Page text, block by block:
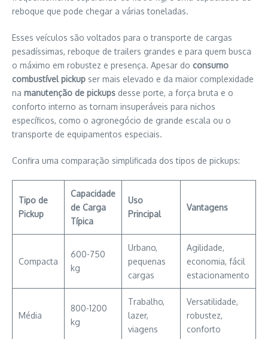
reboque que pode chegar a várias toneladas.
Esses veículos são voltados para o transporte de cargas
pesadíssimas, reboque de trailers grandes e para quem busca
o máximo em robustez e presença. Apesar do consumo
combustível pickup ser mais elevado e da maior complexidade
na manutenção de pickups desse porte, a força bruta e o
conforto interno as tornam insuperáveis para nichos
específicos, como o agronegócio de grande escala ou o
transporte de equipamentos especiais.
Confira uma comparação simplificada dos tipos de pickups:
Tipo de
Pickup
Capacidade
de Carga
Típica
Uso
Principal
Vantagens
Compacta
600-750
kg
Urbano,
pequenas
cargas
Agilidade,
economia, fácil
estacionamento
Média
800-1200
kg
Trabalho,
lazer,
viagens
Versatilidade,
robustez,
conforto